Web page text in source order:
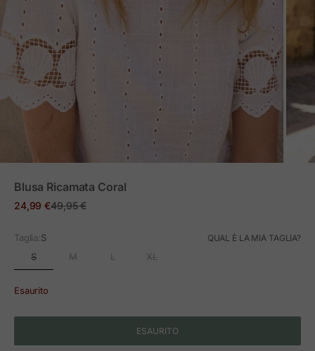
Blusa Ricamata Coral
Prezzo in offerta
24,99 €Prezzo normale
49,95 €
Taglia:S QUAL È LA MIA TAGLIA?
S M L XL
Esaurito
ESAURITO